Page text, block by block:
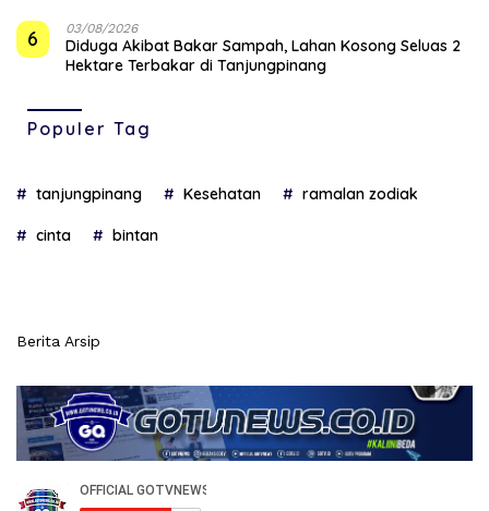
6 03/08/2026
Diduga Akibat Bakar Sampah, Lahan Kosong Seluas 2
Hektare Terbakar di Tanjungpinang
Populer Tag
tanjungpinang Kesehatan ramalan zodiak
cinta bintan
Berita Arsip